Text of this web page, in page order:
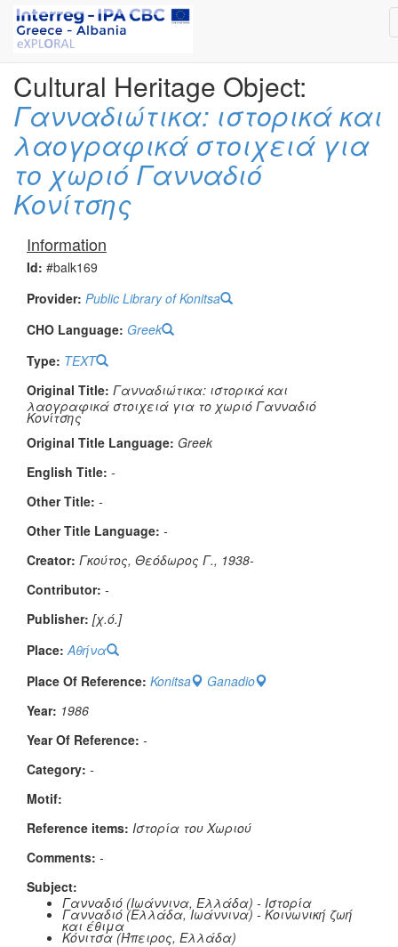
Cultural Heritage Object:
Γανναδιώτικα: ιστορικά και
λαογραφικά στοιχειά για
το χωριό Γανναδιό
Κονίτσης
Information
Id: #balk169
Provider: Public Library of Konitsa
CHO Language: Greek
Type: TEXT
Original Title: Γανναδιώτικα: ιστορικά και
λαογραφικά στοιχειά για το χωριό Γανναδιό
Κονίτσης
Original Title Language: Greek
English Title: -
Other Title: -
Other Title Language: -
Creator: Γκούτος, Θεόδωρος Γ., 1938-
Contributor: -
Publisher: [χ.ό.]
Place: Αθήνα
Place Of Reference: Konitsa
Ganadio
Year: 1986
Year Of Reference: -
Category: -
Μotif:
Reference items: Ιστορία του Χωριού
Comments: -
Subject:
Γανναδιό (Ιωάννινα, Ελλάδα) - Ιστορία
Γανναδιό (Ελλάδα, Ιωάννινα) - Κοινωνική ζωή
και έθιμα
Κόνιτσα (Ήπειρος, Ελλάδα)